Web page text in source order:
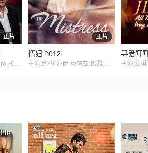
正片
主演:Jaime Pérez Cubero,托马斯·麦克唐纳
正片
情妇 2012
主演:约翰·洛伊·克鲁兹,比雅·阿隆佐,罗纳尔多·巴尔德斯
寻爱叮